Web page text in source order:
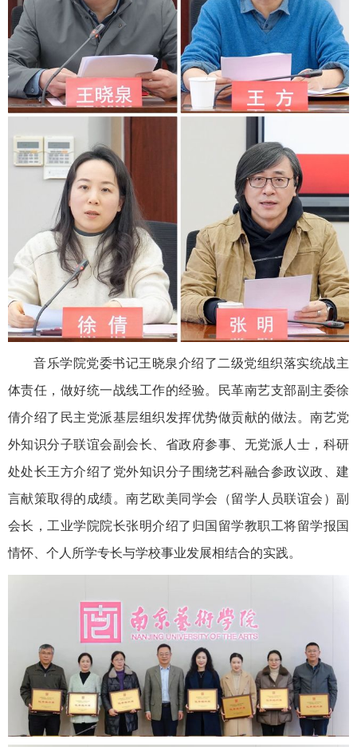
音乐学院党委书记王晓泉介绍了二级党组织落实统战主
体责任，做好统一战线工作的经验。民革南艺支部副主委徐
倩介绍了民主党派基层组织发挥优势做贡献的做法。南艺党
外知识分子联谊会副会长、省政府参事、无党派人士，科研
处处长王方介绍了党外知识分子围绕艺科融合参政议政、建
言献策取得的成绩。南艺欧美同学会（留学人员联谊会）副
会长，工业学院院长张明介绍了归国留学教职工将留学报国
情怀、个人所学专长与学校事业发展相结合的实践。